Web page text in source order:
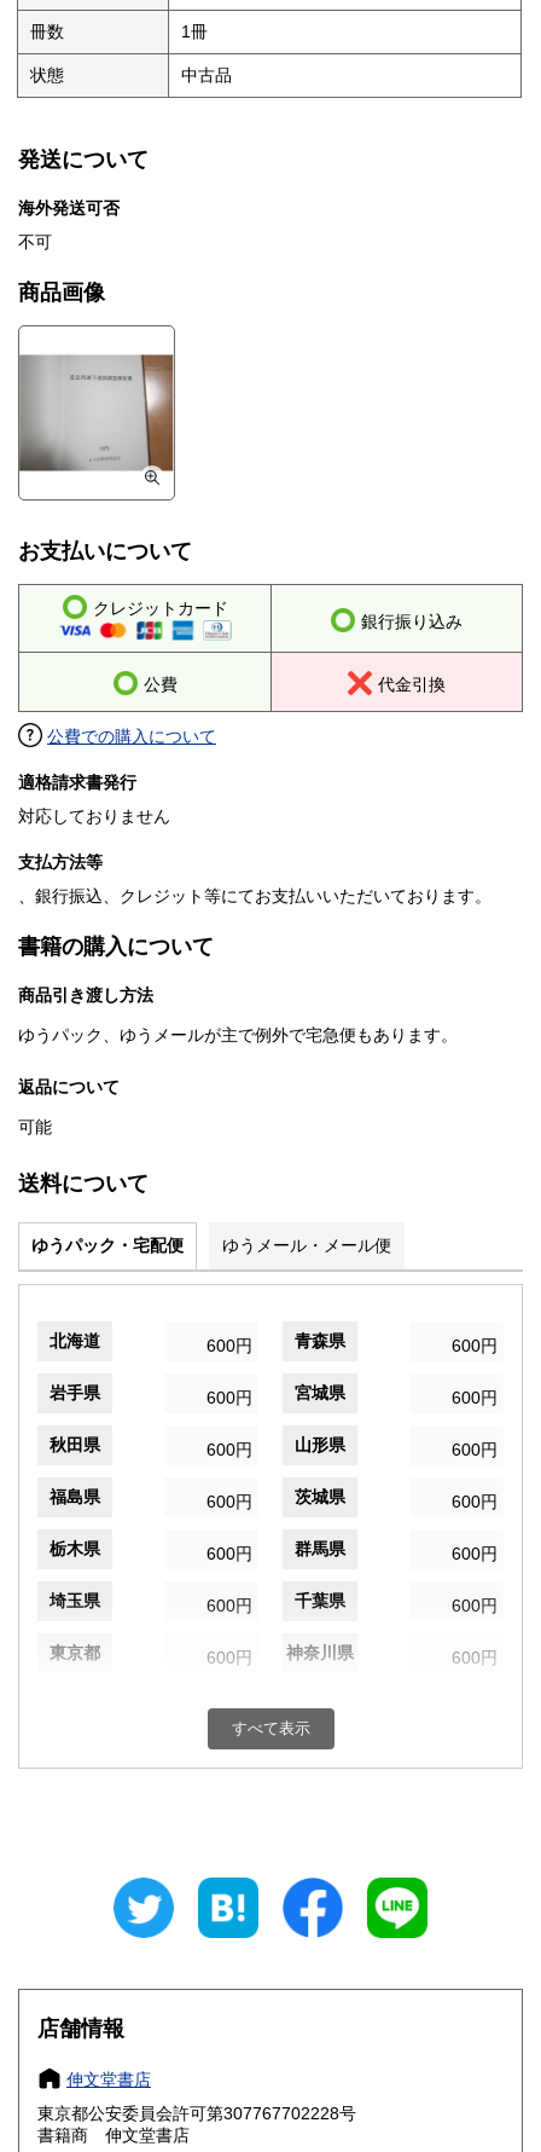
冊数 1冊
状態 中古品
発送について
海外発送可否
不可
商品画像
お支払いについて
クレジットカード
銀行振り込み
公費 代金引換
公費での購入について
適格請求書発行
対応しておりません
支払方法等
、銀行振込、クレジット等にてお支払いいただいております。
書籍の購入について
商品引き渡し方法
ゆうパック、ゆうメールが主で例外で宅急便もあります。
返品について
可能
送料について
ゆうパック・宅配便 ゆうメール・メール便
北海道 600円 青森県 600円
岩手県 600円 宮城県 600円
秋田県 600円 山形県 600円
福島県 600円 茨城県 600円
栃木県 600円 群馬県 600円
埼玉県 600円 千葉県 600円
東京都 600円 神奈川県 600円
600円 富山県
600円 三重県
大阪府
奈良県
鳥取県 600円 島根県
すべて表示
店舗情報
伸文堂書店
東京都公安委員会許可第307767702228号
書籍商 伸文堂書店